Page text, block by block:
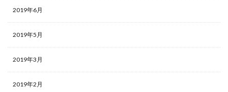
2019年6月
2019年5月
2019年3月
2019年2月